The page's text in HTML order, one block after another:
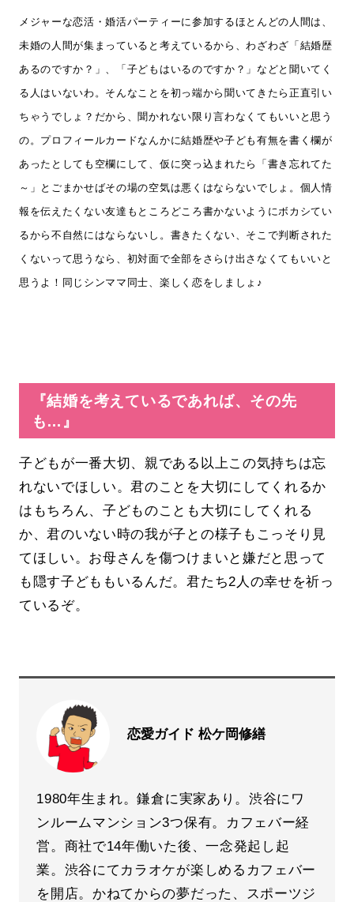
メジャーな恋活・婚活パーティーに参加するほとんどの人間は、
未婚の人間が集まっていると考えているから、わざわざ「結婚歴
あるのですか？」、「子どもはいるのですか？」などと聞いてく
る人はいないわ。そんなことを初っ端から聞いてきたら正直引い
ちゃうでしょ？だから、聞かれない限り言わなくてもいいと思う
の。プロフィールカードなんかに結婚歴や子ども有無を書く欄が
あったとしても空欄にして、仮に突っ込まれたら「書き忘れてた
～」とごまかせばその場の空気は悪くはならないでしょ。個人情
報を伝えたくない友達もところどころ書かないようにボカシてい
るから不自然にはならないし。書きたくない、そこで判断された
くないって思うなら、初対面で全部をさらけ出さなくてもいいと
思うよ！同じシンママ同士、楽しく恋をしましょ♪
『結婚を考えているであれば、その先
も…』
子どもが一番大切、親である以上この気持ちは忘
れないでほしい。君のことを大切にしてくれるか
はもちろん、子どものことも大切にしてくれる
か、君のいない時の我が子との様子もこっそり見
てほしい。お母さんを傷つけまいと嫌だと思って
も隠す子どももいるんだ。君たち2人の幸せを祈っ
ているぞ。
恋愛ガイド 松ケ岡修繕
1980年生まれ。鎌倉に実家あり。渋谷にワ
ンルームマンション3つ保有。カフェバー経
営。商社で14年働いた後、一念発起し起
業。渋谷にてカラオケが楽しめるカフェバー
を開店。かねてからの夢だった、スポーツジ